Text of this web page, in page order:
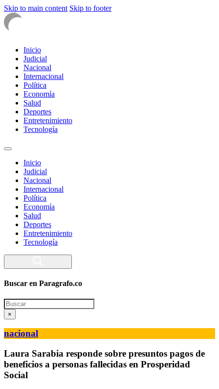
Skip to main content Skip to footer
Inicio
Judicial
Nacional
Internacional
Política
Economía
Salud
Deportes
Entretenimiento
Tecnología
Inicio
Judicial
Nacional
Internacional
Política
Economía
Salud
Deportes
Entretenimiento
Tecnología
Buscar en Paragrafo.co
Search
×
nacional
Laura Sarabia responde sobre presuntos pagos de
beneficios a personas fallecidas en Prosperidad
Social